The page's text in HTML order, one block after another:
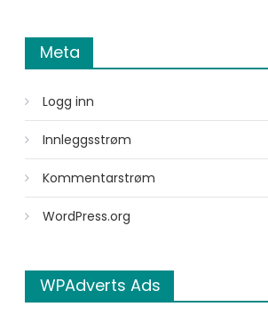
Meta
Logg inn
Innleggsstrøm
Kommentarstrøm
WordPress.org
WPAdverts Ads